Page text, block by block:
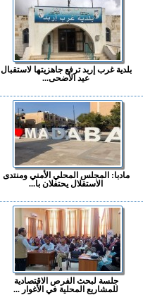
بلدية غرب إربد ترفع جاهزيتها لاستقبال
عيد الأضحى...
مادبا: المجلس المحلي الأمني ومنتدى
الاستقلال يحتفلان با...
جلسة لبحث الفرص الاقتصادية
للمشاريع المحلية في الأغوار ...